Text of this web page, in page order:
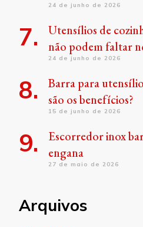
24 de junho de 2026
Utensílios de
não podem faltar
24 de junho de 2026
Barra para
são os benefícios?
15 de junho de 2026
Escorredor inox
engana
27 de maio de 2026
Arquivos